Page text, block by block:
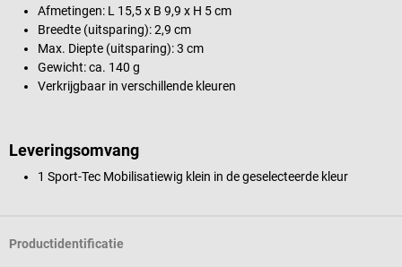
Afmetingen: L 15,5 x B 9,9 x H 5 cm
Breedte (uitsparing): 2,9 cm
Max. Diepte (uitsparing): 3 cm
Gewicht: ca. 140 g
Verkrijgbaar in verschillende kleuren
Leveringsomvang
1 Sport-Tec Mobilisatiewig klein in de geselecteerde kleur
Productidentificatie